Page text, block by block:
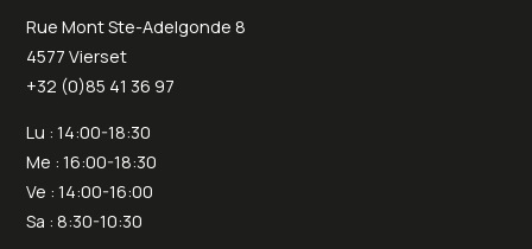
Rue Mont Ste-Adelgonde 8
4577 Vierset
+32 (0)85 41 36 97
Lu : 14:00-18:30
Me : 16:00-18:30
Ve : 14:00-16:00
Sa : 8:30-10:30